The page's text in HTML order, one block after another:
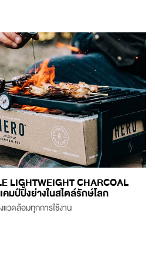
LIGHTWEIGHT CHARCOAL
มป์ปิ้งย่างในสไตล์รักษ์โลก
วดล้อมทุกการใช้งาน